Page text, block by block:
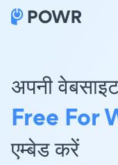
अपनी
Free For
एम्बेड करें